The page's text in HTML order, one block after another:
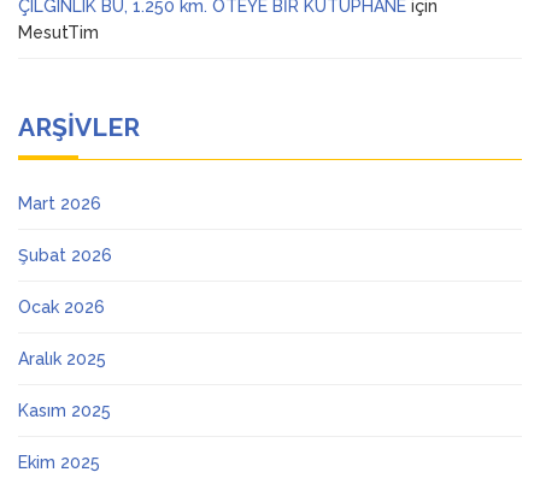
ÇILGINLIK BU, 1.250 km. ÖTEYE BİR KÜTÜPHANE için
MesutTim
ARŞIVLER
Mart 2026
Şubat 2026
Ocak 2026
Aralık 2025
Kasım 2025
Ekim 2025